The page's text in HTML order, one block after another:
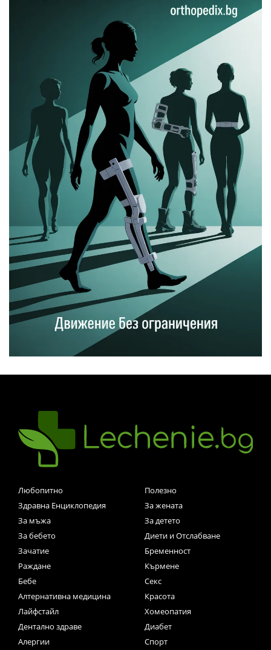
Любопитно
Полезно
Здравна Енциклопедия
За жената
За мъжа
За детето
За бебето
Диети и Отслабване
Зачатие
Бременност
Раждане
Кърмене
Бебе
Секс
Алтернативна медицина
Красота
Лайфстайл
Хомеопатия
Дентално здраве
Диабет
Алергии
Спорт